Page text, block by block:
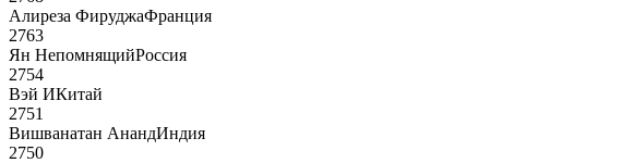
Алиреза ФируджаФранция
2763
Ян НепомнящийРоссия
2754
Вэй ИКитай
2751
Вишванатан АнандИндия
2750